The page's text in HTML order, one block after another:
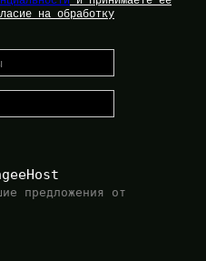
на обработку
предложения от